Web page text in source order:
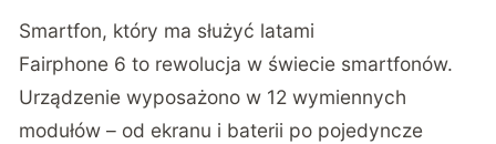
Smartfon, który ma służyć latami
Fairphone 6 to rewolucja w świecie smartfonów.
Urządzenie wyposażono w 12 wymiennych
modułów – od ekranu i baterii po pojedyncze